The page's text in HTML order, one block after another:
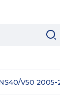
V50 2005-